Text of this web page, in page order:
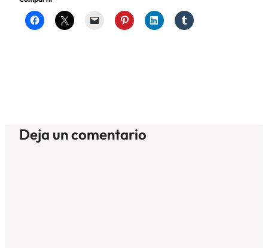
Deja un comentario